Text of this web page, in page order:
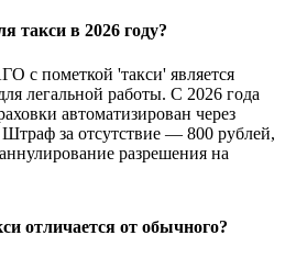
в 2026 году?
с пометкой 'такси' является
легальной работы. С 2026 года
автоматизирован через
за отсутствие — 800 рублей,
разрешения на
отличается от обычного?